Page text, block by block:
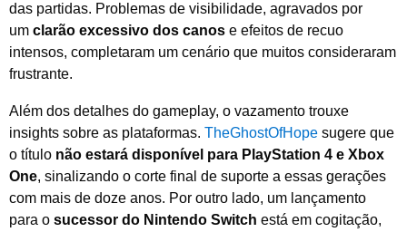
das partidas. Problemas de visibilidade, agravados por
um clarão excessivo dos canos e efeitos de recuo
intensos, completaram um cenário que muitos consideraram
frustrante.
Além dos detalhes do gameplay, o vazamento trouxe
insights sobre as plataformas. TheGhostOfHope sugere que
o título não estará disponível para PlayStation 4 e Xbox
One, sinalizando o corte final de suporte a essas gerações
com mais de doze anos. Por outro lado, um lançamento
para o sucessor do Nintendo Switch está em cogitação,